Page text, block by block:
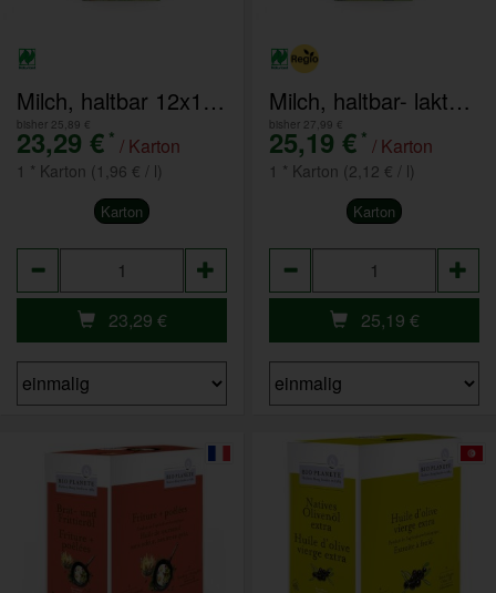
Milch, haltbar 12x1l 3,5%
bisher 25,89 €
23,29 € * / Karton
1 * Karton (1,96 € / l)
Karton
23,29 €
Milch, haltbar- laktosefrei 12x1l 1,5%
bisher 27,99 €
25,19 € * / Karton
1 * Karton (2,12 € / l)
Karton
25,19 €